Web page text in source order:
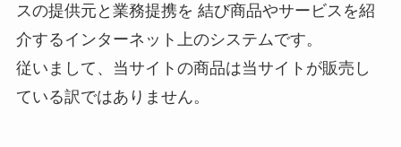
スの提供元と業務提携を 結び商品やサービスを紹
介するインターネット上のシステムです。
従いまして、当サイトの商品は当サイトが販売し
ている訳ではありません。